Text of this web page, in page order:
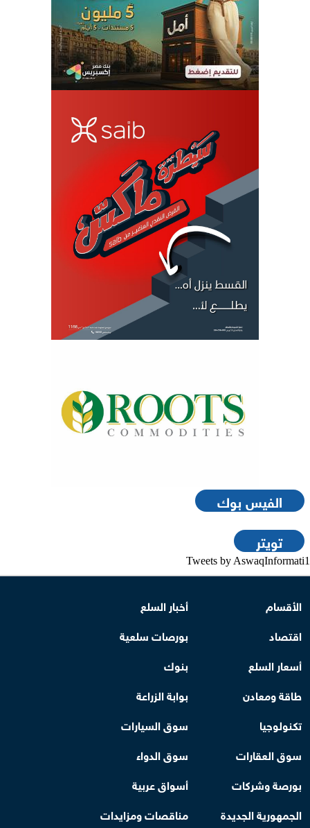
الفيس بوك
تويتر
Tweets by AswaqInformati1
الأقسام
أخبار السلع
اقتصاد
بورصات سلعية
أسعار السلع
بنوك
طاقة ومعادن
بوابة الزراعة
تكنولوجيا
سوق السيارات
سوق العقارات
سوق الدواء
بورصة وشركات
أسواق عربية
الجمهورية الجديدة
مناقصات ومزايدات